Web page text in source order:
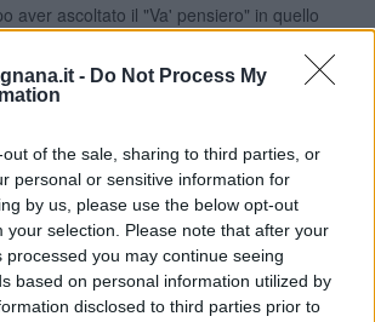
- Do Not Process My
of the sale, sharing to third parties, or
personal or sensitive information for
by us, please use the below opt-out
your selection. Please note that after your
processed you may continue seeing
based on personal information utilized by
disclosed to third parties prior to
aver ascoltato il "Va' pensiero" in quello
se mi chiedessero “La vorresti una
da casa tua?”, una volta vista questa,
sarebbe: “Certo, se fosse fatta in maniera
principali della Toscana iscriviti alla